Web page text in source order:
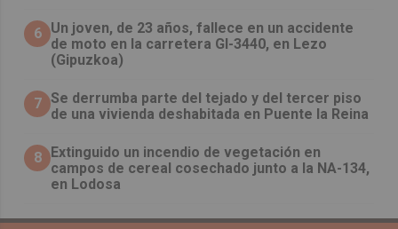
6 Un joven, de 23 años, fallece en un accidente
de moto en la carretera GI-3440, en Lezo
(Gipuzkoa)
7 Se derrumba parte del tejado y del tercer piso
de una vivienda deshabitada en Puente la Reina
8
Extinguido un incendio de vegetación en
campos de cereal cosechado junto a la NA-134,
en Lodosa